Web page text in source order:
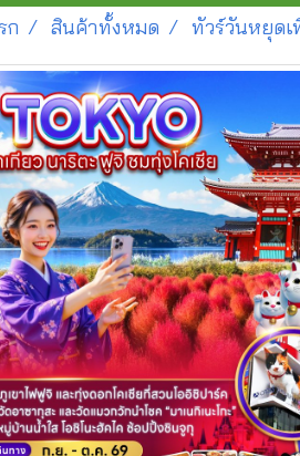
ก สินค้าทั้งหมด ทัวร์วันหยุดเ